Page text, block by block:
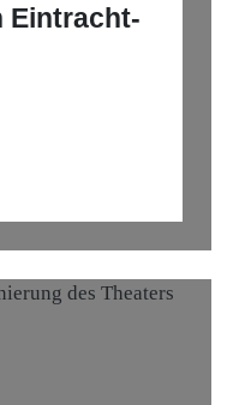
Eintracht-